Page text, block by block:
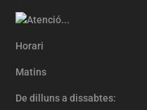
Horari
Matins
De dilluns a dissabtes: